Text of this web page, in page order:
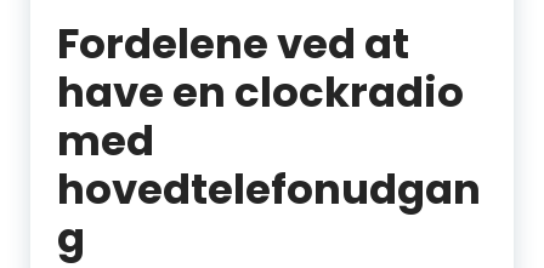
Fordelene ved at
have en clockradio
med
hovedtelefonudgan
g